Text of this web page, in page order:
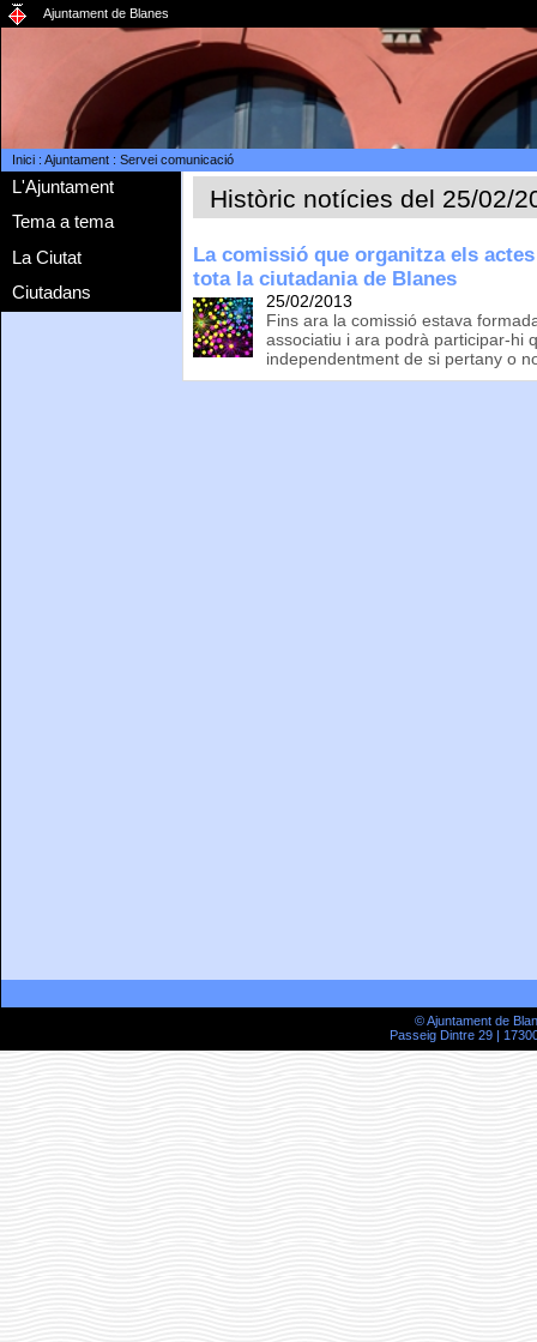
Ajuntament de Blanes
Inici: Ajuntament: Servei comunicació
L'Ajuntament
Tema a tema
La Ciutat
Ciutadans
Històric notícies del 25/02/
La comissió que organitza els
tota la ciutadania de Blanes
25/02/2013
Fins ara la comissió estava
associatiu i ara podrà participar-hi
independentment de si pertany o
© Ajuntament de
Passeig Dintre 29 |